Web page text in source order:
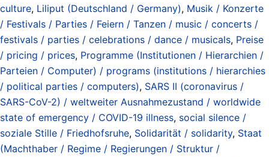
culture, Liliput (Deutschland / Germany), Musik / Konzerte
/ Festivals / Parties / Feiern / Tanzen / music / concerts /
festivals / parties / celebrations / dance / musicals, Preise
/ pricing / prices, Programme (Institutionen / Hierarchien /
Parteien / Computer) / programs (institutions / hierarchies
/ political parties / computers), SARS II (coronavirus /
SARS-CoV-2) / weltweiter Ausnahmezustand / worldwide
state of emergency / COVID-19 illness, social silence /
soziale Stille / Friedhofsruhe, Solidarität / solidarity, Staat
(Machthaber / Regime / Regierungen / Struktur /